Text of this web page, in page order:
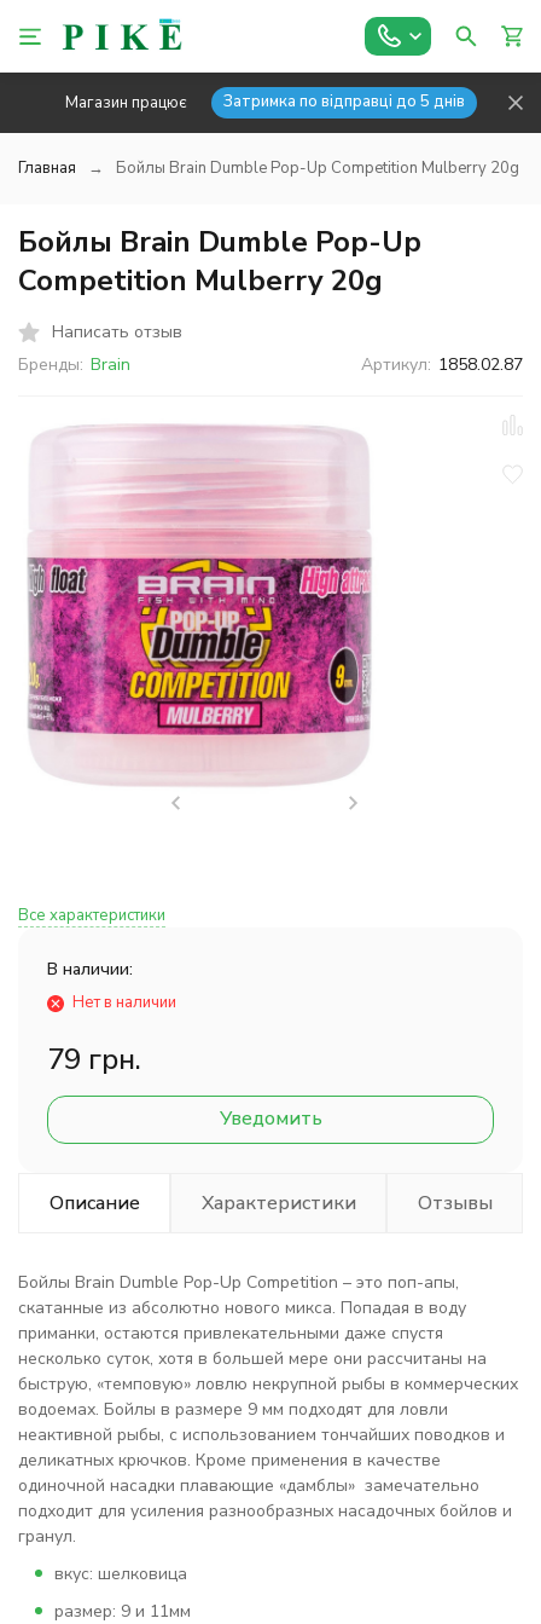
Магазин працює Затримка по відправці до 5 днів
Главная Бойлы Brain Dumble Pop-Up Competition Mulberry 20g
Бойлы Brain Dumble Pop-Up
Competition Mulberry 20g
Написать отзыв
Бренды: Brain Артикул: 1858.02.87
Все характеристики
В наличии:
Нет в наличии
79 грн.
Уведомить
Описание Характеристики Отзывы
Бойлы Brain Dumble Pop-Up Competition – это поп-апы,
скатанные из абсолютно нового микса. Попадая в воду
приманки, остаются привлекательными даже спустя
несколько суток, хотя в большей мере они рассчитаны на
быструю, «темповую» ловлю некрупной рыбы в коммерческих
водоемах. Бойлы в размере 9 мм подходят для ловли
неактивной рыбы, с использованием тончайших поводков и
деликатных крючков. Кроме применения в качестве
одиночной насадки плавающие «дамблы» замечательно
подходит для усиления разнообразных насадочных бойлов и
гранул.
вкус: шелковица
размер: 9 и 11мм